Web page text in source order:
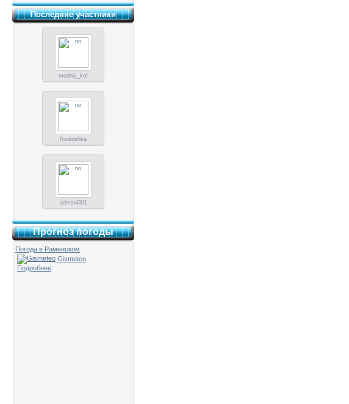
Последние участники
modniy_kot
Rodioshka
admin4301
Прогноз погоды
Погода в Раменском
Gismeteo
Подробнее